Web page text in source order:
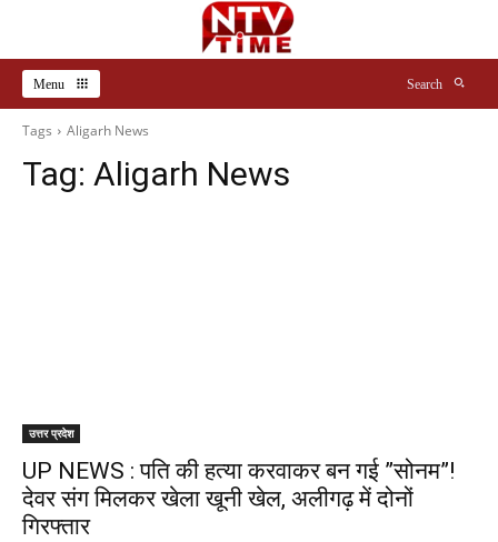
Menu Search
Tags Aligarh News
Tag: Aligarh News
उत्तर प्रदेश
UP NEWS : पति की हत्या करवाकर बन गई ”सोनम”!
देवर संग मिलकर खेला खूनी खेल, अलीगढ़ में दोनों
गिरफ्तार